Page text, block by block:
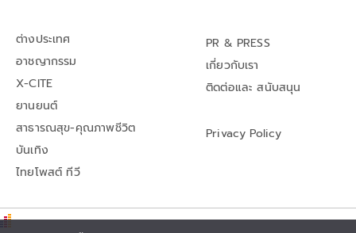
ต่างประเทศ
อาชญากรรม
X-CITE
ยานยนต์
สาธารณสุข-คุณภาพชีวิต
บันเทิง
ไทยโพสต์ ทีวี
PR & PRESS
เกี่ยวกับเรา
ติดต่อและ สนับสนุน
Privacy Policy